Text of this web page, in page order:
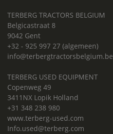
TERBERG TRACTORS BELGIUM
Belgicastraat 8
9042 Gent
+32 - 925 997 27 (algemeen)
info@terbergtractorsbelgium.be
TERBERG USED EQUIPMENT
Copenweg 49
3411NX Lopik Holland
+31 348 238 980
www.terberg-used.com
Info.used@terberg.com